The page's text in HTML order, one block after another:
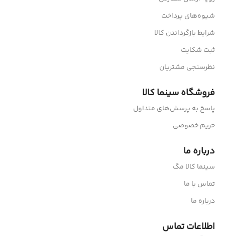
شیوه‌های پرداخت
شرایط بازگرداندن کالا
ثبت شکایت
نظرسنجی مشتریان
فروشگاه سینما کالا
پاسخ به پرسش‌های متداول
حریم خصوصی
درباره ما
سینما کالا مگ
تماس با ما
درباره ما
اطلاعات تماس